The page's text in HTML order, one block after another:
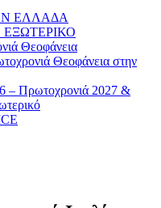
ΕΛΛΑΔΑ
Θεοφάνεια
Θεοφάνεια στην
– Πρωτοχρονιά 2027 &